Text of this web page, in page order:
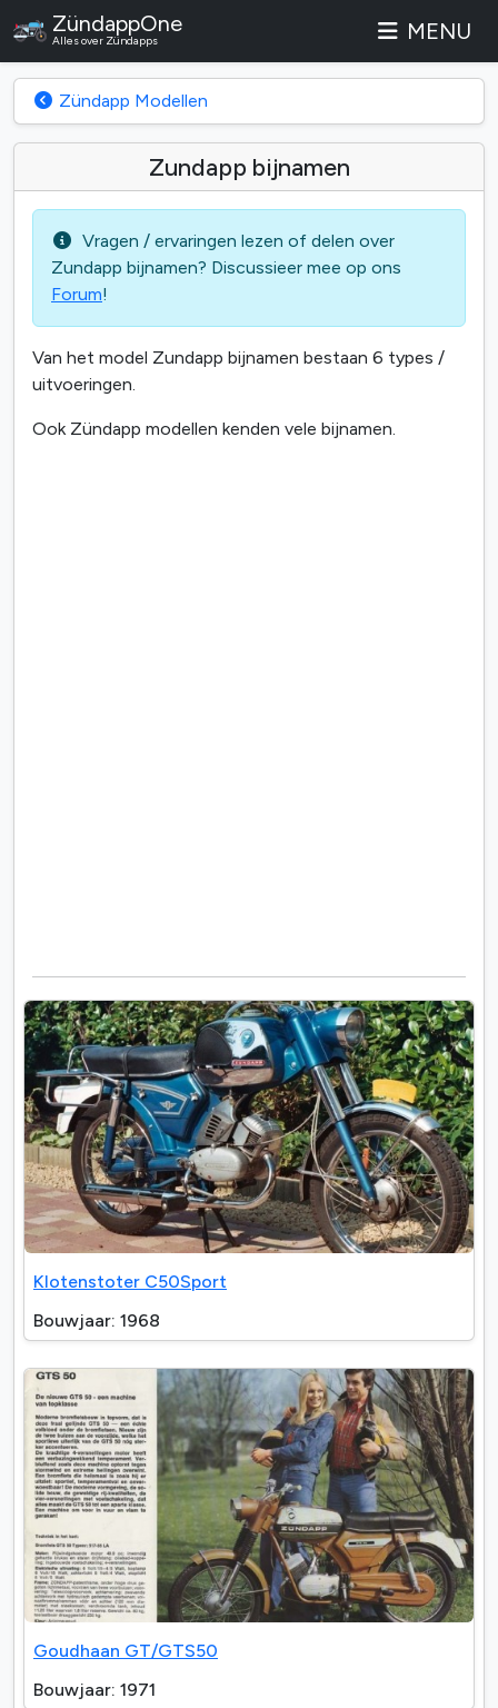
ZündappOne
Alles over Zündapps MENU
Zündapp Modellen
Zundapp bijnamen
Vragen / ervaringen lezen of delen over
Zundapp bijnamen? Discussieer mee op ons
Forum!
Van het model Zundapp bijnamen bestaan 6 types /
uitvoeringen.
Ook Zündapp modellen kenden vele bijnamen.
Klotenstoter C50Sport
Bouwjaar: 1968
Goudhaan GT/GTS50
Bouwjaar: 1971